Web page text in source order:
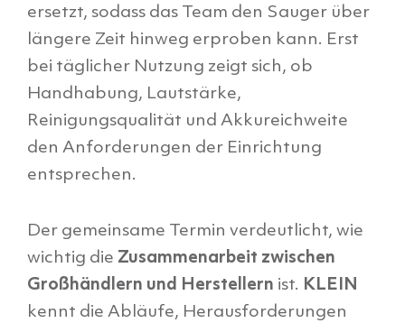
ersetzt, sodass das Team den Sauger über
längere Zeit hinweg erproben kann. Erst
bei täglicher Nutzung zeigt sich, ob
Handhabung, Lautstärke,
Reinigungsqualität und Akkureichweite
den Anforderungen der Einrichtung
entsprechen.
Der gemeinsame Termin verdeutlicht, wie
wichtig die Zusammenarbeit zwischen
Großhändlern und Herstellern ist. KLEIN
kennt die Abläufe, Herausforderungen